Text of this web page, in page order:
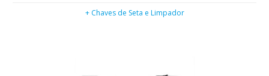
+ Chaves de Seta e Limpador